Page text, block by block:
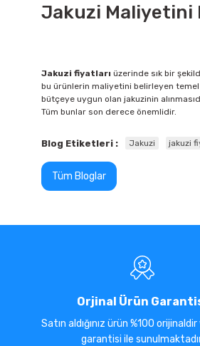
Jakuzi Maliyetini
Jakuzi fiyatları üzerinde sık bir
bu ürünlerin maliyetini belirleyen temel
bütçeye uygun olan jakuzinin
Tüm bunlar son derece önemlidir.
Blog Etiketleri : Jakuzi jakuzi
Tüm Bloglar
Orjinal Ürün
Satın aldığınız ürün %100
garantisi ile